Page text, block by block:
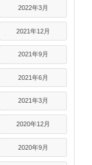
2022年3月
2021年12月
2021年9月
2021年6月
2021年3月
2020年12月
2020年9月